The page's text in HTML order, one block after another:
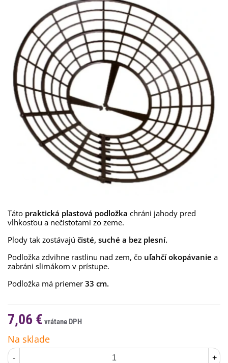
Táto praktická plastová podložka chráni jahody pred
vlhkosťou a nečistotami zo zeme.
Plody tak zostávajú čisté, suché a bez plesní.
Podložka zdvihne rastlinu nad zem, čo uľahčí okopávanie a
zabráni slimákom v prístupe.
Podložka má priemer 33 cm.
7,06 €
Na sklade
- +